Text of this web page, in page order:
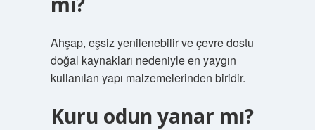
Ahşap, eşsiz yenilenebilir ve çevre dostu
doğal kaynakları nedeniyle en yaygın
kullanılan yapı malzemelerinden biridir.
Kuru odun yanar mı?